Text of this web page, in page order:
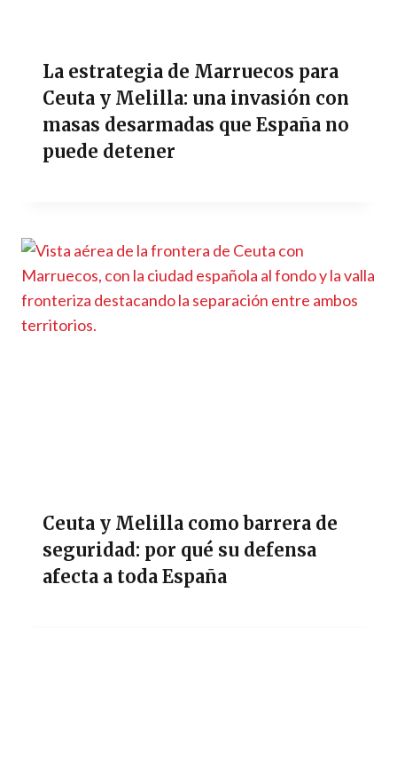
La estrategia de Marruecos para
Ceuta y Melilla: una invasión con
masas desarmadas que España no
puede detener
Ceuta y Melilla como barrera de
seguridad: por qué su defensa
afecta a toda España